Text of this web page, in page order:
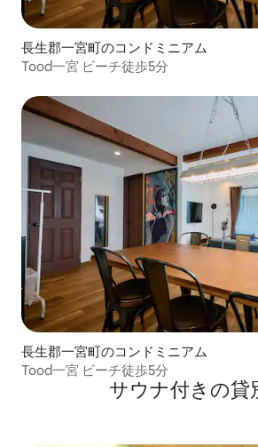
長生郡一宮町のコンドミニアム
Tood一宮 ビーチ徒歩5分
長生郡一宮町のコンドミニアム
Tood一宮 ビーチ徒歩5分
サウナ付きの貸